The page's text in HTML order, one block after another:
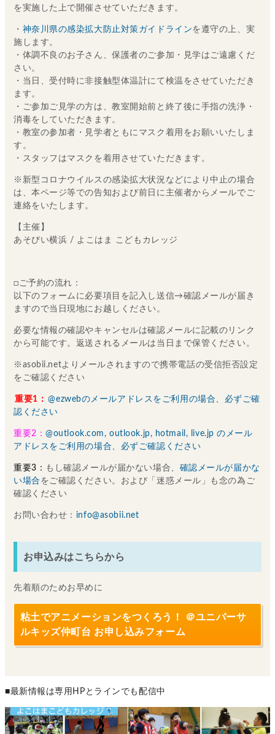
を実施した上で開催させていただきます。
・ 神奈川県の感染拡大防止対策ガイドラインを遵守の上、実
施します。
・体調不良のお子さん、保護者のご参加・見学はご遠慮くだ
さい。
・当日、受付時に非接触型体温計にて検温をさせていただき
ます。
・ご参加ご見学の方は、教室開始前と終了後に手指の洗浄・
消毒をしていただきます。
・教室の参加者・見学者ともにマスク着用をお願いいたしま
す。
・スタッフはマスクを着用させていただきます。
※新型コロナウイルスの感染拡大状況などにより中止の場合
は、本ページ等での告知および前日に主催者からメールでご
連絡をいたします。
【主催】
あそびい横浜 / よこはま こどもカレッジ
□ご予約の流れ：
以下のフォームに必要項目を記入し送信→確認メールが届き
ますので当日現地にお越しください。
必要な情報の確認やキャンセルは確認メールに記載のリンク
から可能です。返送されるメールは当日まで保管ください。
※asobii.netよりメールされますので携帯電話の受信拒否設定
をご確認ください
重要1： @ezwebのメールアドレスをご利用の場合、必ずご確
認ください
重要2：@outlook.com, outlook.jp, hotmail, live.jp のメール
アドレスをご利用の場合、必ずご確認ください
重要3： もし確認メールが届かない場合、 確認メールが届かな
い場合 をご確認ください。および「迷惑メール」も念の為ご
確認ください
お問い合わせ： info@asobii.net
お申込みはこちらから
先着順のためお早めに
粘土でアニメーションをつくろう！ ＠ユニバーサ
ルキッズ仲町台 お申し込みフォーム
■最新情報は専用HPとラインでも配信中